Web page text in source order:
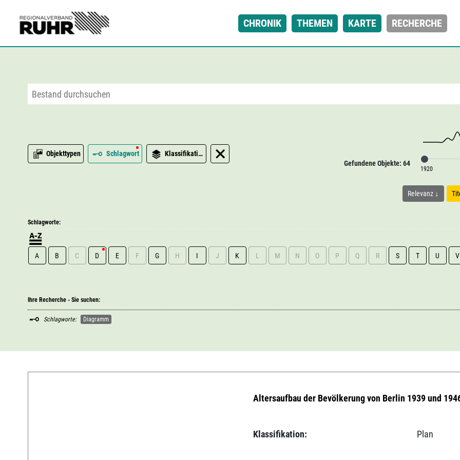
CHRONIK THEMEN KARTE RECHERCHE
Objekttypen Schlagwort
Klassifikation
Gefundene Objekte: 64
1920
Relevanz
Schlagworte:
A B C D E F G H I J K L M N O P Q R S T U V
Ihre Recherche - Sie suchen:
Schlagworte: Diagramm
Altersaufbau der Bevölkerung von Berlin 1939 und
Klassifikation: Plan